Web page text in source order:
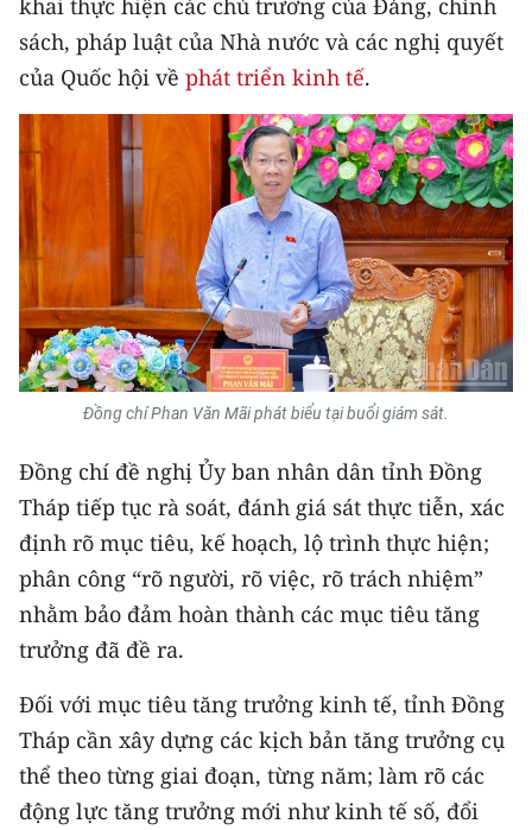
ENGLISH
中文
FRANÇAIS
РУССКИЙ
ESPAÑOL
한국어
khai thực hiện các chủ trương của Đảng, chính
sách, pháp luật của Nhà nước và các nghị quyết
của Quốc hội về phát triển kinh tế.
Đồng chí Phan Văn Mãi phát biểu tại buổi giám sát.
Đồng chí đề nghị Ủy ban nhân dân tỉnh Đồng
Tháp tiếp tục rà soát, đánh giá sát thực tiễn, xác
định rõ mục tiêu, kế hoạch, lộ trình thực hiện;
phân công “rõ người, rõ việc, rõ trách nhiệm”
nhằm bảo đảm hoàn thành các mục tiêu tăng
trưởng đã đề ra.
Đối với mục tiêu tăng trưởng kinh tế, tỉnh Đồng
Tháp cần xây dựng các kịch bản tăng trưởng cụ
thể theo từng giai đoạn, từng năm; làm rõ các
động lực tăng trưởng mới như kinh tế số, đổi